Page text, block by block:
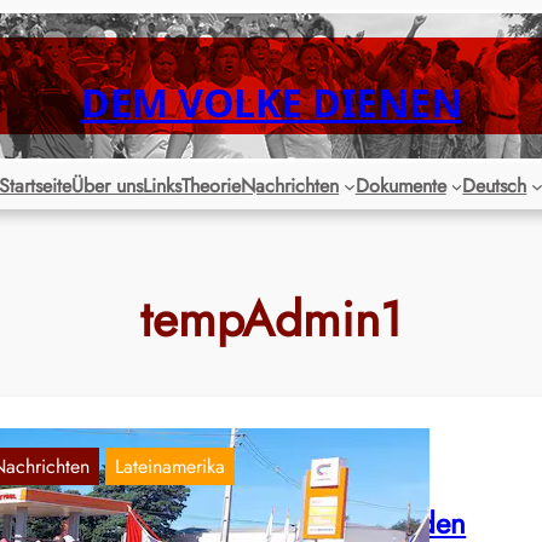
DEM VOLKE DIENEN
StartseiteÜber unsLinksTheorieNachrichten Dokumente Deutsch
tempAdmin1
Lateinamerika
Tausende Bauern gegen den